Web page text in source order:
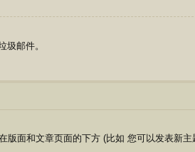
邮件。
版面和文章页面的下方 (比如 您可以发表新主